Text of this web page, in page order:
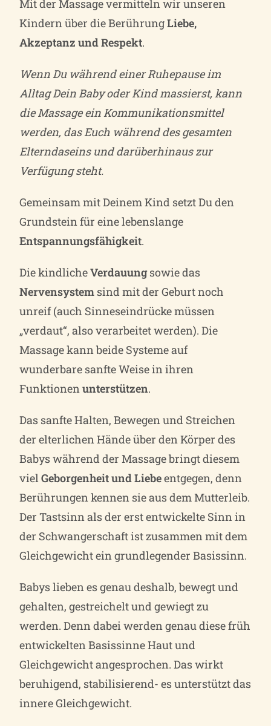
Mit der Massage vermitteln wir unseren
Kindern über die BerührungLiebe,
Akzeptanz und Respekt.
Wenn Du während einer Ruhepause im
Alltag Dein Baby oder Kind massierst, kann
die Massage ein Kommunikationsmittel
werden, das Euch während des gesamten
Elterndaseins und darüberhinaus zur
Verfügung steht.
Gemeinsam mit Deinem Kind setzt Du den
Grundstein für eine lebenslange
Entspannungsfähigkeit.
Die kindlicheVerdauungsowie das
Nervensystem sind mit der Geburt noch
unreif (auch Sinneseindrücke müssen
„verdaut“, also verarbeitet werden). Die
Massage kann beide Systeme auf
wunderbare sanfte Weise in ihren
Funktionenunterstützen.
Das sanfte Halten, Bewegen und Streichen
der elterlichen Hände über den Körper des
Babys während der Massage bringt diesem
viel Geborgenheit und Liebeentgegen, denn
Berührungen kennen sie aus dem Mutterleib.
Der Tastsinn als der erst entwickelte Sinn in
der Schwangerschaft ist zusammen mit dem
Gleichgewicht ein grundlegender Basissinn.
Babys lieben es genau deshalb, bewegt und
gehalten, gestreichelt und gewiegt zu
werden. Denn dabei werden genau diese früh
entwickelten Basissinne Haut und
Gleichgewicht angesprochen. Das wirkt
beruhigend, stabilisierend- es unterstützt das
innere Gleichgewicht.